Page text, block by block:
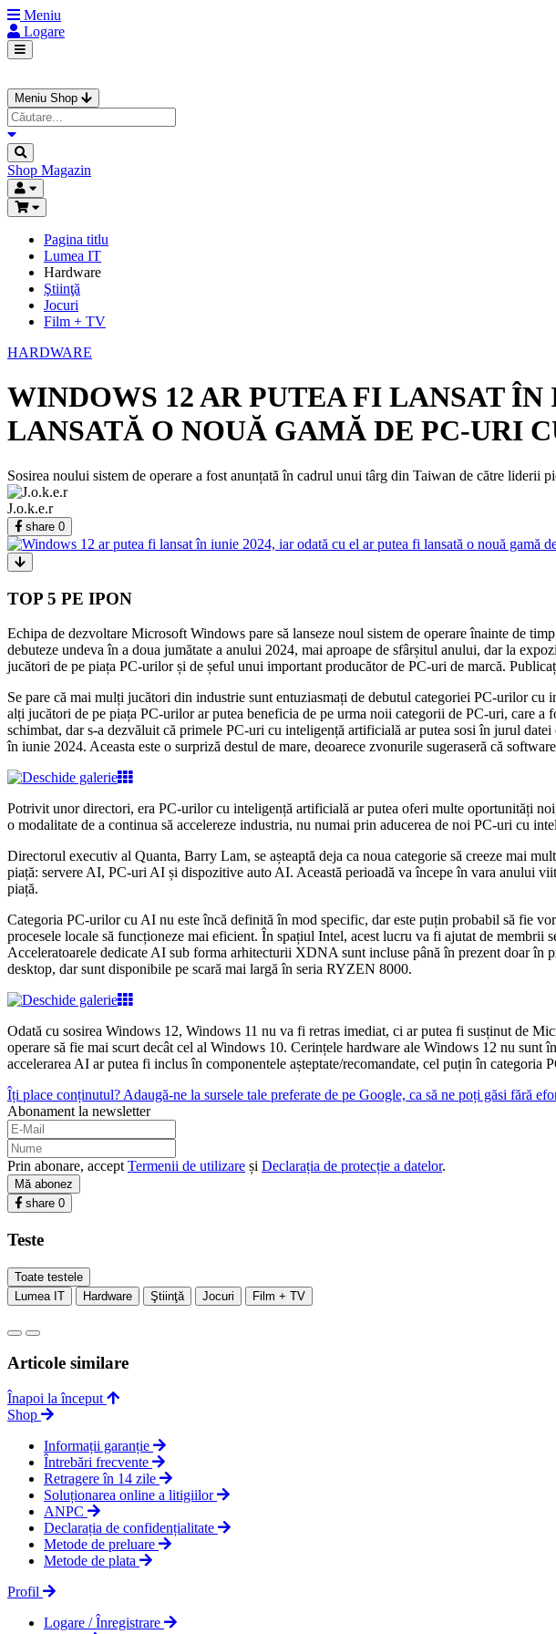
Meniu
Logare
Meniu Shop
Shop Magazin
Pagina titlu
Lumea IT
Hardware
Ştiinţă
Jocuri
Film + TV
HARDWARE
WINDOWS 12 AR PUTEA FI LANSAT
LANSATĂ O NOUĂ GAMĂ DE PC-URI
Sosirea noului sistem de operare a fost anunțată în cadrul unui târg din Taiwan de către liderii
J.o.k.e.r
share 0
TOP 5 PE IPON
Echipa de dezvoltare Microsoft Windows pare să lanseze noul sistem de operare înainte de
debuteze undeva în a doua jumătate a anului 2024, mai aproape de sfârșitul anului, dar la
jucători de pe piața PC-urilor și de șeful unui important producător de PC-uri de marcă.
Se pare că mai mulți jucători din industrie sunt entuziasmați de debutul categoriei PC-urilor
alți jucători de pe piața PC-urilor ar putea beneficia de pe urma noii categorii de PC-uri, care
schimbat, dar s-a dezvăluit că primele PC-uri cu inteligență artificială ar putea sosi în jurul
în iunie 2024. Aceasta este o surpriză destul de mare, deoarece zvonurile sugeraseră că
Potrivit unor directori, era PC-urilor cu inteligență artificială ar putea oferi multe oportunități
o modalitate de a continua să accelereze industria, nu numai prin aducerea de noi PC-uri cu
Directorul executiv al Quanta, Barry Lam, se așteaptă deja ca noua categorie să creeze mai
piață: servere AI, PC-uri AI și dispozitive auto AI. Această perioadă va începe în vara anului
piață.
Categoria PC-urilor cu AI nu este încă definită în mod specific, dar este puțin probabil să fie
procesele locale să funcționeze mai eficient. În spațiul Intel, acest lucru va fi ajutat de
Acceleratoarele dedicate AI sub forma arhitecturii XDNA sunt incluse până în prezent doar în
desktop, dar sunt disponibile pe scară mai largă în seria RYZEN 8000.
Odată cu sosirea Windows 12, Windows 11 nu va fi retras imediat, ci ar putea fi susținut de
operare să fie mai scurt decât cel al Windows 10. Cerințele hardware ale Windows 12 nu
accelerarea AI ar putea fi inclus în componentele așteptate/recomandate, cel puțin în categoria
Îți place conținutul? Adaugă-ne la sursele tale preferate de pe Google, ca să ne poți găsi fără
Abonament la newsletter
Prin abonare, accept Termenii de utilizare și Declarația de protecție a datelor.
Mă abonez
share 0
Teste
Toate testele
Lumea IT
Hardware Ştiinţă Jocuri Film + TV
Articole similare
Înapoi la început
Shop
Informații garanție
Întrebări frecvente
Retragere în 14 zile
Soluționarea online a litigiilor
ANPC
Declarația de confidențialitate
Metode de preluare
Metode de plata
Profil
Logare / Înregistrare